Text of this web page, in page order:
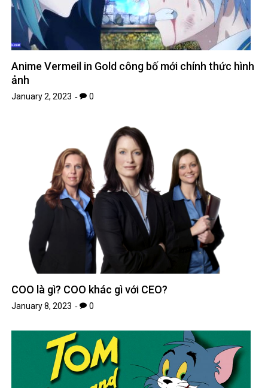
Anime Vermeil in Gold công bố mới chính thức hình
ảnh
January 2, 2023 0
COO là gì? COO khác gì với CEO?
January 8, 2023 0